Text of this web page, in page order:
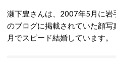
瀬下豊さんは、2007年5月に岩
のブログに掲載されていた顔
月でスピード結婚しています。